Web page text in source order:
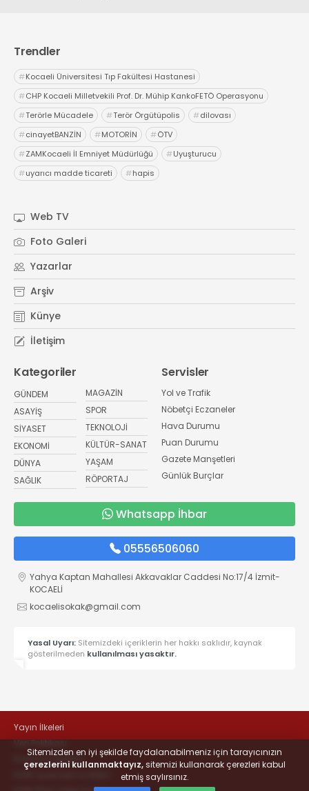
Trendler
#Kocaeli Üniversitesi Tıp Fakültesi Hastanesi
#CHP Kocaeli Milletvekili Prof. Dr. Mühip KankoFETÖ Operasyonu
#Terörle Mücadele #Terör Örgütüpolis #dilovası
#cinayetBANZİN #MOTORİN #ÖTV
#ZAMKocaeli İl Emniyet Müdürlüğü #Uyuşturucu
#uyarıcı madde ticareti #hapis
Web TV
Foto Galeri
Yazarlar
Arşiv
Künye
İletişim
Kategoriler
GÜNDEM
ASAYİŞ
SİYASET
EKONOMİ
DÜNYA
SAĞLIK
MAGAZİN
SPOR
TEKNOLOJİ
KÜLTÜR-SANAT
YAŞAM
RÖPORTAJ
Servisler
Yol ve Trafik
Nöbetçi Eczaneler
Hava Durumu
Puan Durumu
Gazete Manşetleri
Günlük Burçlar
Whatsapp İhbar
05556506060
Yahya Kaptan Mahallesi Akkavaklar Caddesi No:17/4 İzmit-
KOCAELİ
kocaelisokak@gmail.com
Yasal Uyarı: Sitemizdeki içeriklerin her hakkı saklıdır, kaynak
gösterilmeden kullanılması yasaktır.
Yayın İlkeleri
Veri Politikası
Kullanım Şartları
Sitemizden en iyi şekilde faydalanabilmeniz için tarayıcınızın
çerezlerini kullanmaktayız,sitemizi kullanarak çerezleri kabul
etmiş saylırsınız.